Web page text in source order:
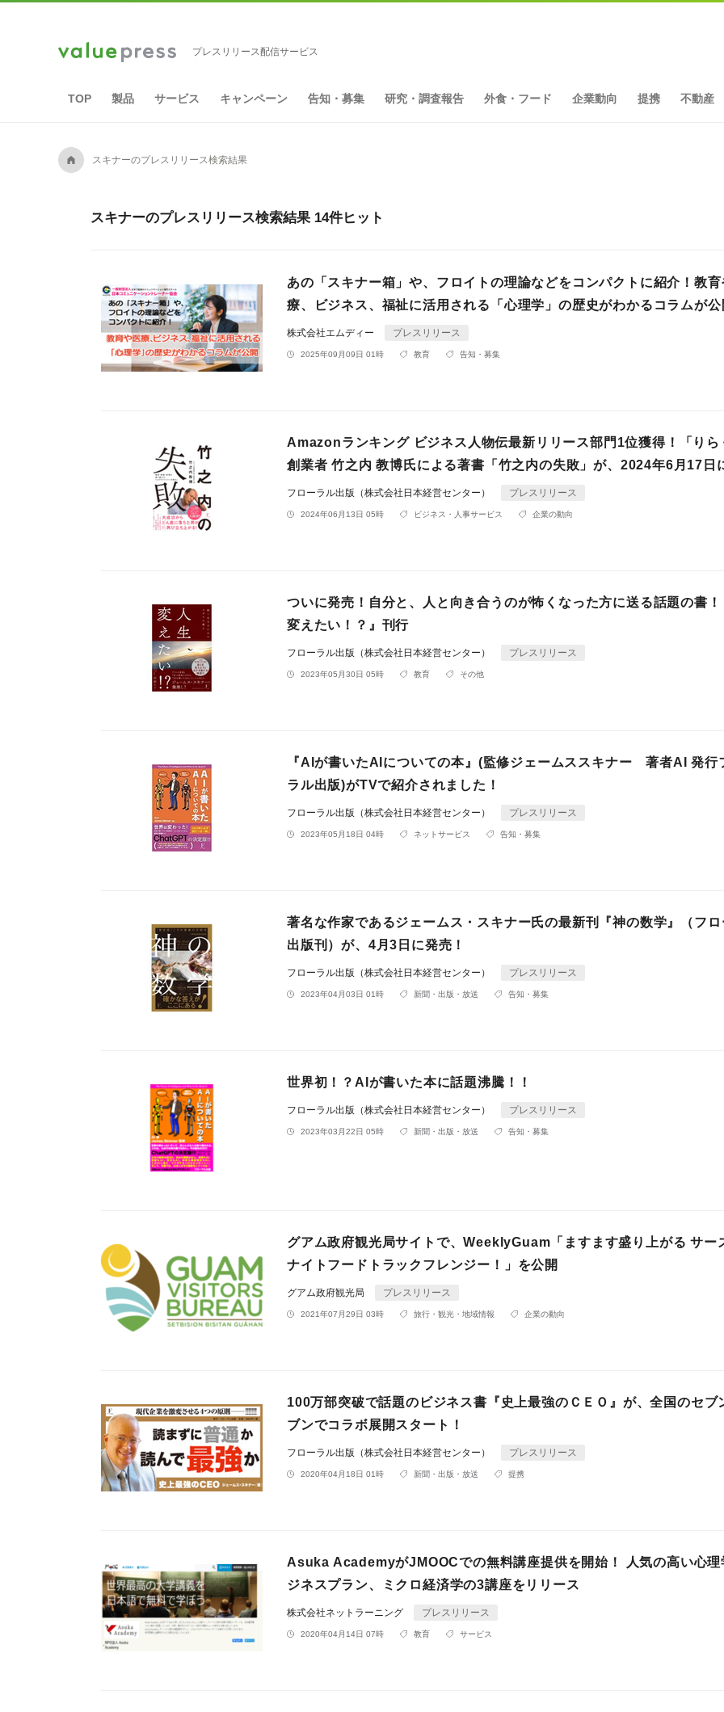
プレスリリース配信サービス
TOP 製品 サービス キャンペーン 告知・募集 研究・調査報告 外食・フード 企業動向 提携 不動産
A スキナーのプレスリリース検索結果
スキナーのプレスリリース検索結果 14件ヒット
あの「スキナー箱」や、フロイトの理論などをコンパクトに紹介！教育
療、ビジネス、福祉に活用される「心理学」の歴史がわかるコラムが公
株式会社エムディー プレスリリース
2025年09月09日 01時 教育 告知・募集
Amazonランキング ビジネス人物伝最新リリース部門1位獲得！「りら
創業者 竹之内 教博氏による著書「竹之内の失敗」が、2024年6月17日
フローラル出版（株式会社日本経営センター） プレスリリース
2024年06月13日 05時 ビジネス・人事サービス 企業の動向
ついに発売！自分と、人と向き合うのが怖くなった方に送る話題の書！
変えたい！？』刊行
フローラル出版（株式会社日本経営センター） プレスリリース
2023年05月30日 05時 教育 その他
『AIが書いたAIについての本』(監修ジェームススキナー 著者AI 発行
ラル出版)がTVで紹介されました！
フローラル出版（株式会社日本経営センター） プレスリリース
2023年05月18日 04時 ネットサービス 告知・募集
著名な作家であるジェームス・スキナー氏の最新刊『神の数学』（フ
出版刊）が、4月3日に発売！
フローラル出版（株式会社日本経営センター） プレスリリース
2023年04月03日 01時 新聞・出版・放送 告知・募集
世界初！？AIが書いた本に話題沸騰！！
フローラル出版（株式会社日本経営センター） プレスリリース
2023年03月22日 05時 新聞・出版・放送 告知・募集
グアム政府観光局サイトで、WeeklyGuam「ますます盛り上がる サー
ナイトフードトラックフレンジー！」​​を公開
グアム政府観光局 プレスリリース
2021年07月29日 03時 旅行・観光・地域情報 企業の動向
100万部突破で話題のビジネス書『史上最強のＣＥＯ』が、全国のセブ
ブンでコラボ展開スタート！
フローラル出版（株式会社日本経営センター） プレスリリース
2020年04月18日 01時 新聞・出版・放送 提携
Asuka AcademyがJMOOCでの無料講座提供を開始！ 人気の高い心理
ジネスプラン、ミクロ経済学の3講座をリリース
株式会社ネットラーニング プレスリリース
2020年04月14日 07時 教育 サービス